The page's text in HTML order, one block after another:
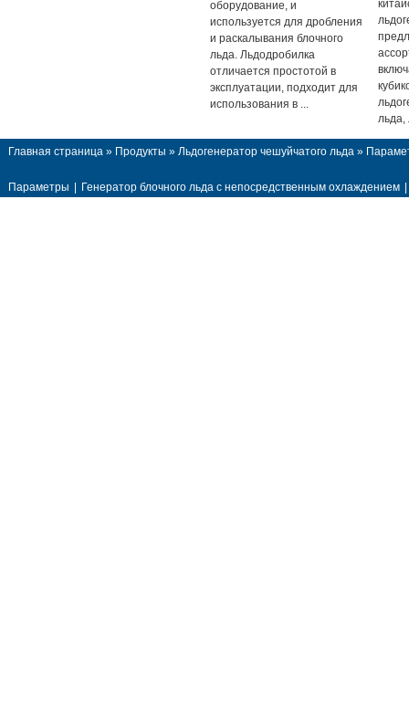
оборудование, и
используется для дробления
и раскалывания блочного
льда. Льдодробилка
отличается простотой в
эксплуатации, подходит для
использования в ...
льда,
Главная страница» Продукты » Льдогенератор чешуйчатого льда»
Параметры Генератор блочного льда с непосредственным охлаждением